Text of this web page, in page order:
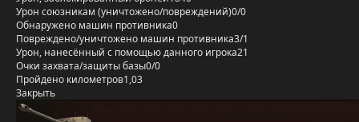
Урон союзникам (уничтожено/повреждений)0/0
Обнаружено машин противника0
Повреждено/уничтожено машин противника3/1
Урон, нанесённый с помощью данного игрока21
Очки захвата/защиты базы0/0
Пройдено километров1,03
Закрыть